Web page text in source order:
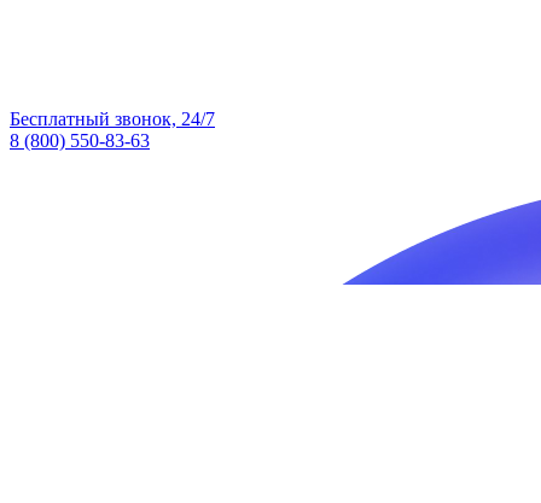
Бесплатный звонок, 24/7
8 (800) 550-83-63